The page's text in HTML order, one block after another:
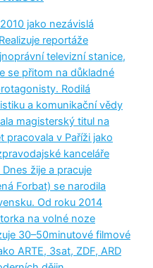
jako nezávislá
reportáže
televizní stanice,
se přitom na důkladné
Rodilá
a komunikační vědy
magisterský titul na
pracovala v Paříži jako
kanceláře
žije a pracuje
Forbat) se narodila
Od roku 2014
na volné noze
30–50minutové filmové
ARTE, 3sat, ZDF, ARD